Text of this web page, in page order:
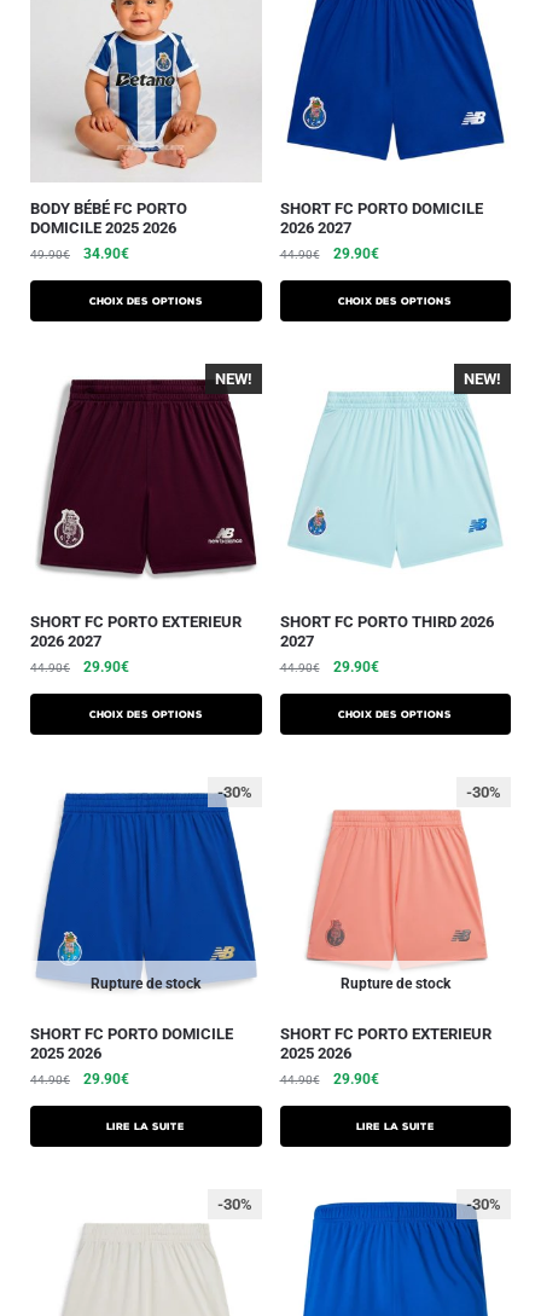
BODY BÉBÉ FC PORTO
DOMICILE 2025 2026
49.90€ 34.90€
Choix des options
SHORT FC PORTO DOMICILE
2026 2027
44.90€ 29.90€
Choix des options
NEW!
SHORT FC PORTO EXTERIEUR
2026 2027
44.90€ 29.90€
Choix des options
NEW!
SHORT FC PORTO THIRD 2026
2027
44.90€ 29.90€
Choix des options
Rupture de stock
-30%
SHORT FC PORTO DOMICILE
2025 2026
44.90€ 29.90€
Lire la suite
Rupture de stock
-30%
SHORT FC PORTO EXTERIEUR
2025 2026
44.90€ 29.90€
Lire la suite
-30% -30%